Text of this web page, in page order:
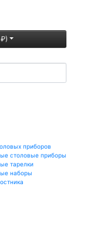
приборов
столовые приборы
тарелки
наборы